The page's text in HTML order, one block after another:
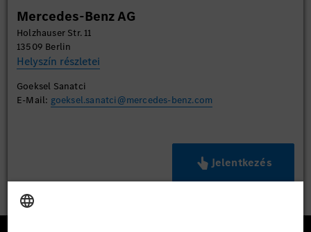
Mercedes-Benz AG
Holzhauser Str. 11
13509 Berlin
Helyszín részletei
Goeksel Sanatci
E-Mail: goeksel.sanatci@mercedes-benz.com
Jelentkezés